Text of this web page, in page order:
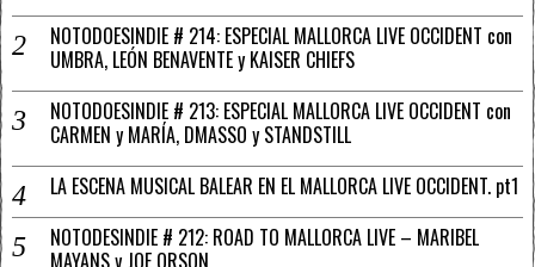
NOTODOESINDIE # 214: ESPECIAL MALLORCA LIVE OCCIDENT con
UMBRA, LEÓN BENAVENTE y KAISER CHIEFS
NOTODOESINDIE # 213: ESPECIAL MALLORCA LIVE OCCIDENT con
CARMEN y MARÍA, DMASSO y STANDSTILL
LA ESCENA MUSICAL BALEAR EN EL MALLORCA LIVE OCCIDENT. pt1
NOTODESINDIE # 212: ROAD TO MALLORCA LIVE – MARIBEL
MAYANS y JOE ORSON